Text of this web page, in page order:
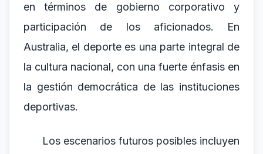
en términos de gobierno corporativo y
participación de los aficionados. En
Australia, el deporte es una parte integral de
la cultura nacional, con una fuerte énfasis en
la gestión democrática de las instituciones
deportivas.
Los escenarios futuros posibles incluyen